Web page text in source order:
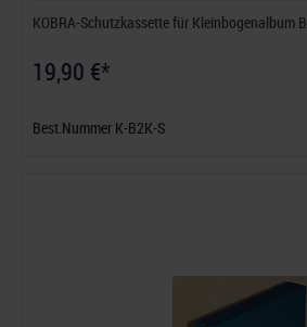
KOBRA-Schutzkassette für Kleinbogenalbum
19,90 €*
Best.Nummer K-B2K-S